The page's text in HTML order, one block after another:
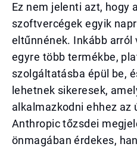
Ez nem jelenti azt, hogy
szoftvercégek egyik
eltűnnének. Inkább arról
egyre több termékbe,
szolgáltatásba épül be,
lehetnek sikeresek,
alkalmazkodni ehhez az
Anthropic tőzsdei
önmagában érdekes,